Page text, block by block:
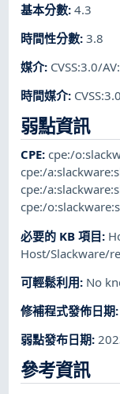
基本分數:4.3
時間性分數:3.8
媒介: CVSS:3.0/
時間媒介:
弱點資訊
CPE:cpe:/
cpe:/
cpe:/
cpe:/
必要的 KB 項目:
Host/Slackware/
可輕鬆利用: No
修補程式發佈日期
弱點發布日期:
參考資訊